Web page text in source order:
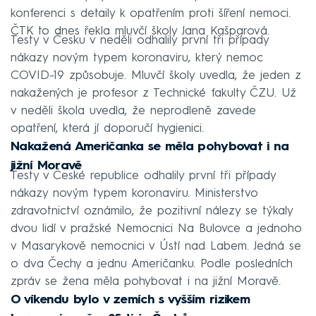
konferenci s detaily k opatřením proti šíření nemoci.
ČTK to dnes řekla mluvčí školy Jana Kašparová.
Testy v Česku v neděli odhalily první tři případy
nákazy novým typem koronaviru, který nemoc
COVID-19 způsobuje. Mluvčí školy uvedla, že jeden z
nakažených je profesor z Technické fakulty ČZU. Už
v neděli škola uvedla, že neprodleně zavede
opatření, která jí doporučí hygienici.
Nakažená Američanka se měla pohybovat i na
jižní Moravě
Testy v České republice odhalily první tři případy
nákazy novým typem koronaviru. Ministerstvo
zdravotnictví oznámilo, že pozitivní nálezy se týkaly
dvou lidí v pražské Nemocnici Na Bulovce a jednoho
v Masarykově nemocnici v Ústí nad Labem. Jedná se
o dva Čechy a jednu Američanku. Podle posledních
zpráv se žena měla pohybovat i na jižní Moravě.
O víkendu bylo v zemích s vyšším rizikem